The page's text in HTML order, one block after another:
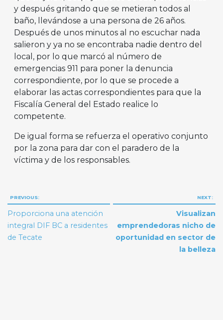
y después gritando que se metieran todos al
baño, llevándose a una persona de 26 años.
Después de unos minutos al no escuchar nada
salieron y ya no se encontraba nadie dentro del
local, por lo que marcó al número de
emergencias 911 para poner la denuncia
correspondiente, por lo que se procede a
elaborar las actas correspondientes para que la
Fiscalía General del Estado realice lo
competente.
De igual forma se refuerza el operativo conjunto
por la zona para dar con el paradero de la
víctima y de los responsables.
Navegación
de
entradas
PREVIOUS:
Proporciona una atención
integral DIF BC a residentes
de Tecate
NEXT:
Visualizan
emprendedoras nicho de
oportunidad en sector de
la belleza